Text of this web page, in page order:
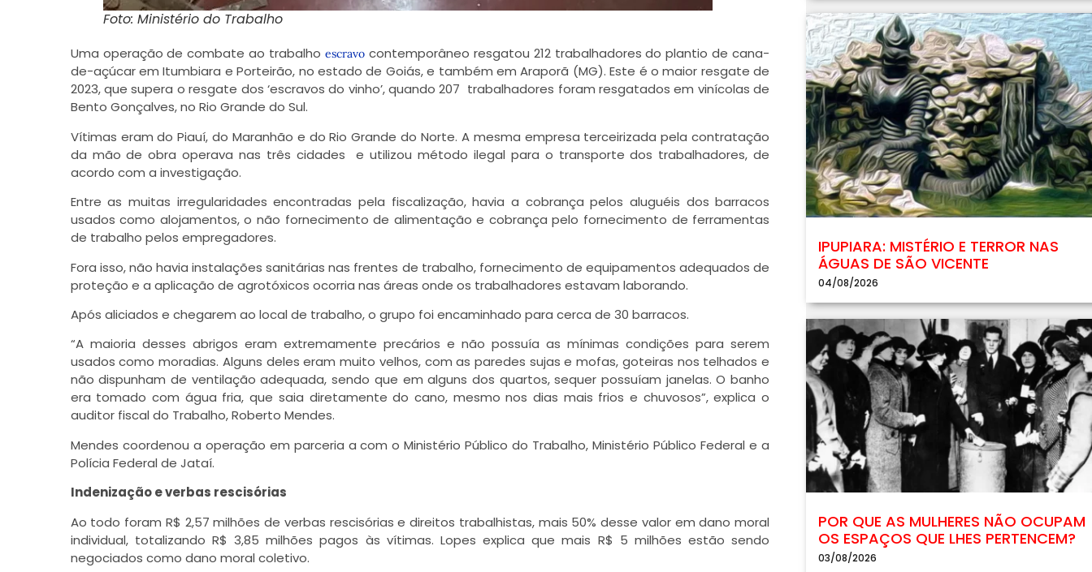
Foto: Ministério do Trabalho
Uma operação de combate ao trabalhoescravo contemporâneo resgatou 212 trabalhadores do plantio de cana-
de-açúcar em Itumbiara e Porteirão, no estado de Goiás, e também em Araporã (MG). Este é o maior resgate de
2023, que supera o resgate dos ‘escravos do vinho’, quando 207 trabalhadores foram resgatados em vinícolas de
Bento Gonçalves, no Rio Grande do Sul.
Vítimas eram do Piauí, do Maranhão e do Rio Grande do Norte. A mesma empresa terceirizada pela contratação
da mão de obra operava nas três cidades e utilizou método ilegal para o transporte dos trabalhadores, de
acordo com a investigação.
Entre as muitas irregularidades encontradas pela fiscalização, havia a cobrança pelos aluguéis dos barracos
usados como alojamentos, o não fornecimento de alimentação e cobrança pelo fornecimento de ferramentas
de trabalho pelos empregadores.
Fora isso, não havia instalações sanitárias nas frentes de trabalho, fornecimento de equipamentos adequados de
proteção e a aplicação de agrotóxicos ocorria nas áreas onde os trabalhadores estavam laborando.
Após aliciados e chegarem ao local de trabalho, o grupo foi encaminhado para cerca de 30 barracos.
“A maioria desses abrigos eram extremamente precários e não possuía as mínimas condições para serem
usados como moradias. Alguns deles eram muito velhos, com as paredes sujas e mofas, goteiras nos telhados e
não dispunham de ventilação adequada, sendo que em alguns dos quartos, sequer possuíam janelas. O banho
era tomado com água fria, que saia diretamente do cano, mesmo nos dias mais frios e chuvosos”, explica o
auditor fiscal do Trabalho, Roberto Mendes.
Mendes coordenou a operação em parceria a com o Ministério Público do Trabalho, Ministério Público Federal e a
Polícia Federal de Jataí.
Indenização e verbas rescisórias
Ao todo foram R$ 2,57 milhões de verbas rescisórias e direitos trabalhistas, mais 50% desse valor em dano moral
individual, totalizando R$ 3,85 milhões pagos às vítimas. Lopes explica que mais R$ 5 milhões estão sendo
negociados como dano moral coletivo.
IPUPIARA: MISTÉRIO E TERROR NAS
ÁGUAS DE SÃO VICENTE
04/08/2026
POR QUE AS MULHERES NÃO OCUPAM
OS ESPAÇOS QUE LHES PERTENCEM?
03/08/2026